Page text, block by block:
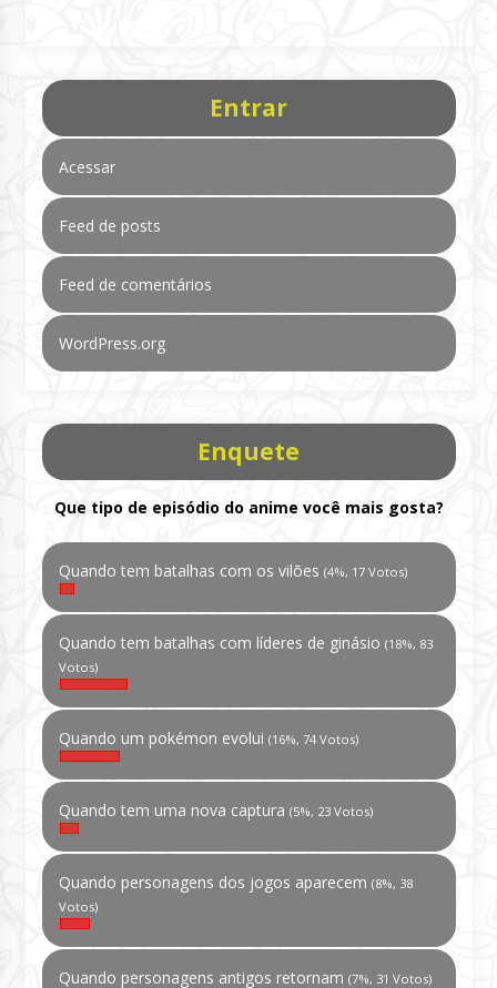
Entrar
Acessar
Feed de posts
Feed de comentários
WordPress.org
Enquete
Que tipo de episódio do anime você mais gosta?
Quando tem batalhas com os vilões (4%, 17 Votos)
Quando tem batalhas com líderes de ginásio (18%, 83
Votos)
Quando um pokémon evolui (16%, 74 Votos)
Quando tem uma nova captura (5%, 23 Votos)
Quando personagens dos jogos aparecem (8%, 38
Votos)
Quando personagens antigos retornam (7%, 31 Votos)